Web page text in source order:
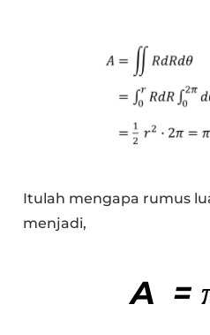
Itulah mengapa rumus
menjadi,
A =